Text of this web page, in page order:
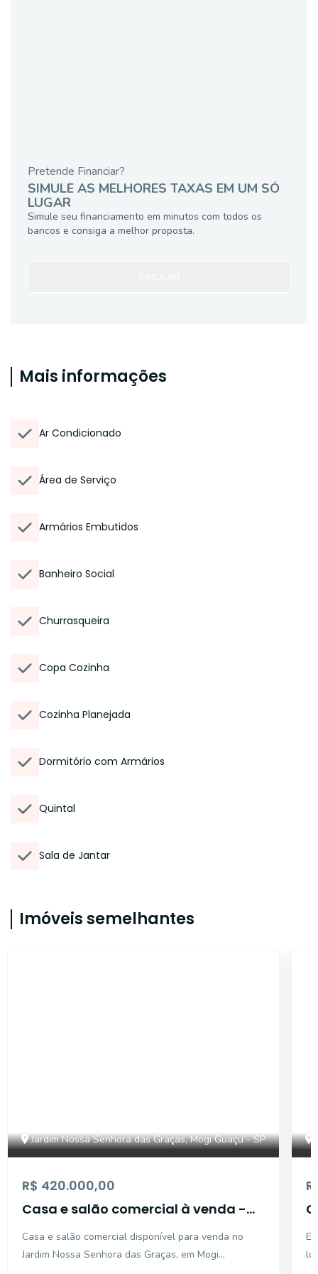
Pretende Financiar?
SIMULE AS MELHORES TAXAS EM UM SÓ
LUGAR
Simule seu financiamento em minutos com todos os
bancos e consiga a melhor proposta.
Mais informações
Ar Condicionado
Área de Serviço
Armários Embutidos
Banheiro Social
Churrasqueira
Copa Cozinha
Cozinha Planejada
Dormitório com Armários
Quintal
Sala de Jantar
Imóveis semelhantes
Jardim Nossa Senhora das Graças, Mogi Guaçu - SP
R$ 420.000,00
Casa e salão comercial à venda -
Guaçu/SP.
Casa e salão comercial disponível para venda no
Jardim Nossa Senhora das Graças, em Mogi